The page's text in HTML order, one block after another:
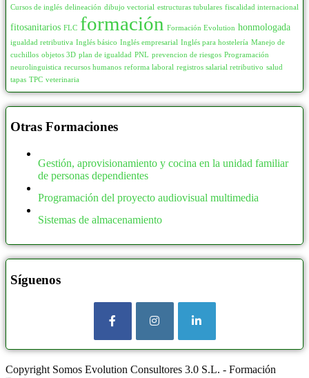
Cursos de inglés delineación dibujo vectorial estructuras tubulares fiscalidad internacional
fitosanitarios FLC formación Formación Evolution honmologada
igualdad retributiva Inglés básico Inglés empresarial Inglés para hostelería Manejo de
cuchillos objetos 3D plan de igualdad PNL prevencion de riesgos Programación
neurolinguistica recursos humanos reforma laboral registros salarial retributivo salud
tapas TPC veterinaria
Otras Formaciones
Gestión, aprovisionamiento y cocina en la unidad familiar
de personas dependientes
Programación del proyecto audiovisual multimedia
Sistemas de almacenamiento
Síguenos
Copyright Somos Evolution Consultores 3.0 S.L. - Formación